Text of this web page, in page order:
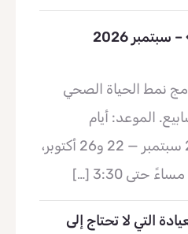
2026
نمط الحياة الصحي
يستمر 6 أسابيع. الموعد: أيام
الخميس، 17 و26 سبتمبر — 22 و26 أكتوبر،
[…]
التي لا تحتاج إلى